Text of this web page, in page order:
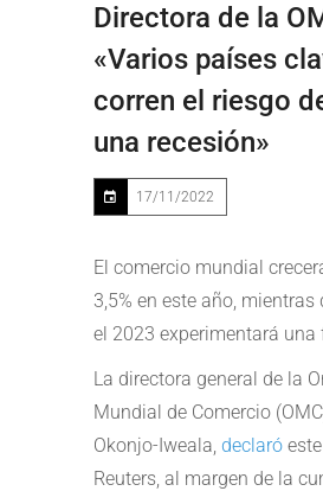
Directora de la
«Varios países
corren el riesgo
una recesión»
17/11/2022
El comercio mundial
3,5% en este año, mientras
el 2023 experimentará una
La directora general de la
Mundial de Comercio
Okonjo-Iweala, declaró
Reuters, al margen de la